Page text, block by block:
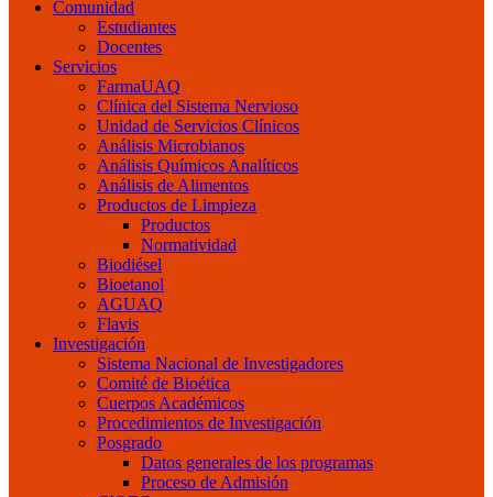
Comunidad
Estudiantes
Docentes
Servicios
FarmaUAQ
Clínica del Sistema Nervioso
Unidad de Servicios Clínicos
Análisis Microbianos
Análisis Químicos Analíticos
Análisis de Alimentos
Productos de Limpieza
Productos
Normatividad
Biodiésel
Bioetanol
AGUAQ
Flavis
Investigación
Sistema Nacional de Investigadores
Comité de Bioética
Cuerpos Académicos
Procedimientos de Investigación
Posgrado
Datos generales de los programas
Proceso de Admisión